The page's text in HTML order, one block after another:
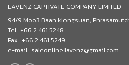
LAVENZ CAPTIVATE COMPANY LIMITED
94/9 Moo3 Baan klongsuan,
Tel : +66 2 461 5248
Fax : +66 2 461 5249
e-mail : saleonline.lavenz@gmail.com